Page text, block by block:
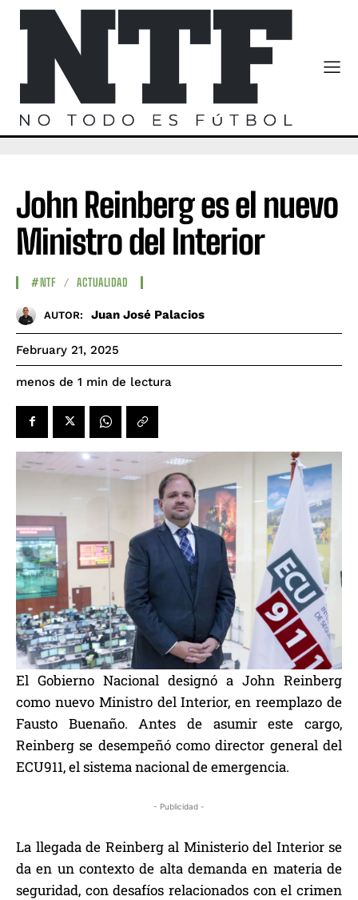
John Reinberg es el nuevo
Ministro del Interior
#NTF ACTUALIDAD
AUTOR: Juan José Palacios
February 21, 2025
menos de 1 min de lectura
El Gobierno Nacional designó a John Reinberg
como nuevo Ministro del Interior, en reemplazo de
Fausto Buenaño. Antes de asumir este cargo,
Reinberg se desempeñó como director general del
ECU911, el sistema nacional de emergencia.
- Publicidad -
La llegada de Reinberg al Ministerio del Interior se
da en un contexto de alta demanda en materia de
seguridad, con desafíos relacionados con el crimen